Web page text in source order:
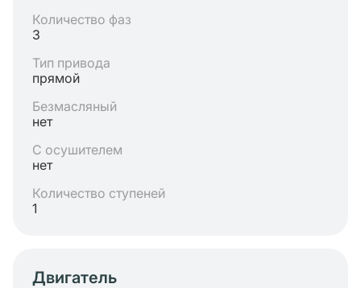
Количество фаз
3
Тип привода
прямой
Безмасляный
нет
С осушителем
нет
Количество ступеней
1
Двигатель